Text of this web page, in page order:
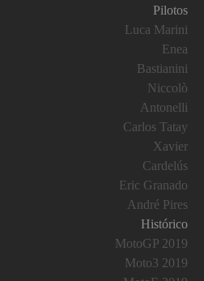
Pilotos
Luca Marini
Enea
Bastianini
Niccolò
Antonelli
Carlos Tatay
Xavier
Cardelús
Eric Granado
André Pires
Histórico
MotoGP 2019
Moto3 2019